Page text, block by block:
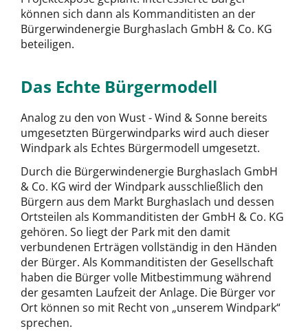
können sich dann als Kommanditisten an der
Bürgerwindenergie Burghaslach GmbH & Co. KG
beteiligen.
Das Echte Bürgermodell
Analog zu den von Wust - Wind & Sonne bereits
umgesetzten Bürgerwindparks wird auch dieser
Windpark als Echtes Bürgermodell umgesetzt.
Durch die Bürgerwindenergie Burghaslach GmbH
& Co. KG wird der Windpark ausschließlich den
Bürgern aus dem Markt Burghaslach und dessen
Ortsteilen als Kommanditisten der GmbH & Co. KG
gehören. So liegt der Park mit den damit
verbundenen Erträgen vollständig in den Händen
der Bürger. Als Kommanditisten der Gesellschaft
haben die Bürger volle Mitbestimmung während
der gesamten Laufzeit der Anlage. Die Bürger vor
Ort können so mit Recht von „unserem Windpark“
sprechen.